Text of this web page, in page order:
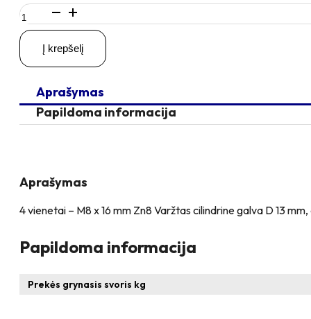
produkto
kiekis:
4
vienetai
–
Varžtas
cilindrine
Į krepšelį
Aprašymas
Papildoma informacija
Aprašymas
4 vienetai – M8 x 16 mm Zn8 Varžtas cilindrine galva D 13
Papildoma informacija
Prekės grynasis svoris kg